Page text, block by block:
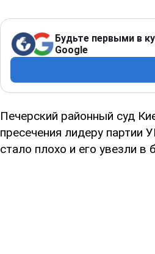
Будьте первыми в
Google
Печерский районный суд
пресечения лидеру партии
стало плохо и его увезли в